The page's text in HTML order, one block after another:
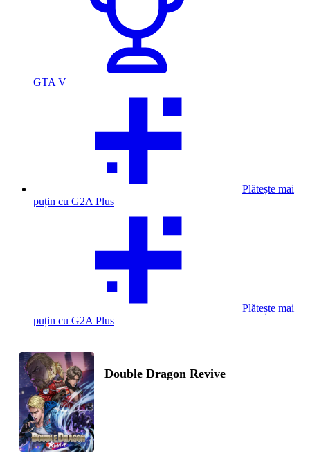
GTA V
Plătește mai
puțin cu G2A Plus
Plătește mai
puțin cu G2A Plus
Double Dragon Revive